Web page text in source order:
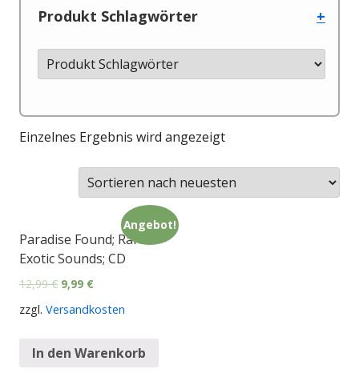
Produkt Schlagwörter +
Einzelnes Ergebnis wird angezeigt
Angebot!
Paradise Found; Rare
Exotic Sounds; CD
12,99€ 9,99 €
zzgl. Versandkosten
In den Warenkorb